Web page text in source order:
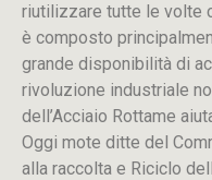
riutilizzare tutte le volte
è composto
grande disponibilità di
rivoluzione industriale
dell’Acciaio Rottame
Oggi mote ditte del
alla raccolta e Riciclo